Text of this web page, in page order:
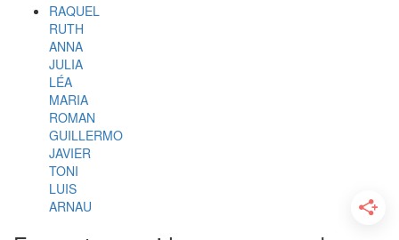
RAQUEL
RUTH
ANNA
JULIA
LÉA
MARIA
ROMAN
GUILLERMO
JAVIER
TONI
LUIS
ARNAU